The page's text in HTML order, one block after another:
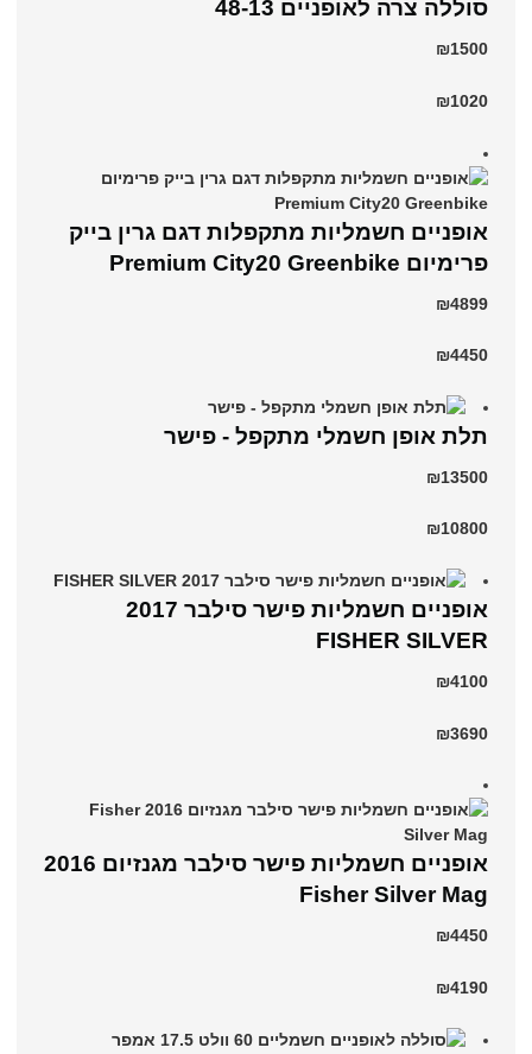
סוללה צרה לאופניים 48-13
₪1500
₪1020
אופניים חשמליות מתקפלות דגם גרין בייק
פרימיום Premium City20 Greenbike
₪4899
₪4450
תלת אופן חשמלי מתקפל - פישר
₪13500
₪10800
אופניים חשמליות פישר סילבר 2017
FISHER SILVER
₪4100
₪3690
אופניים חשמליות פישר סילבר מגנזיום 2016
Fisher Silver Mag
₪4450
₪4190